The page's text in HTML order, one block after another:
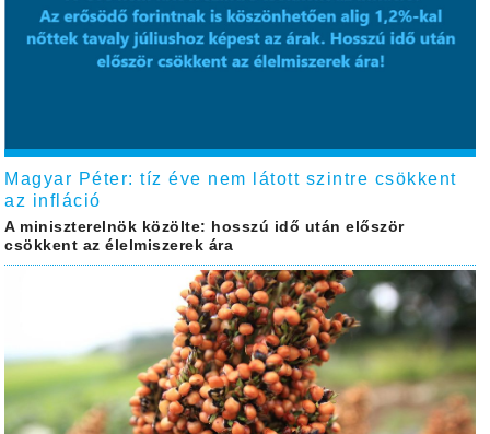
Magyar Péter: tíz éve nem látott szintre csökkent
az infláció
A miniszterelnök közölte: hosszú idő után először
csökkent az élelmiszerek ára